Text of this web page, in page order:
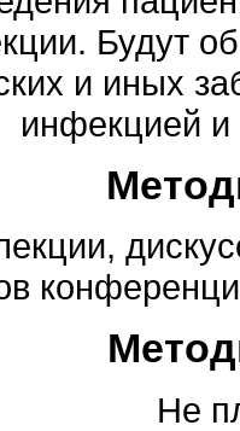
Будут
и иных
инфекцией и
Не